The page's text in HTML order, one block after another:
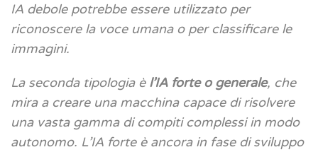
IA debole potrebbe essere utilizzato per
riconoscere la voce umana o per classificare le
immagini.
La seconda tipologia è l’IA forte o generale, che
mira a creare una macchina capace di risolvere
una vasta gamma di compiti complessi in modo
autonomo. L’IA forte è ancora in fase di sviluppo